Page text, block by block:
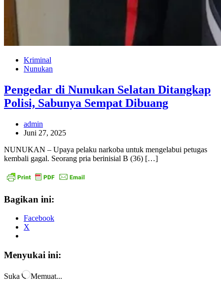
Kriminal
Nunukan
Pengedar di Nunukan Selatan Ditangkap
Polisi, Sabunya Sempat Dibuang
admin
Juni 27, 2025
NUNUKAN – Upaya pelaku narkoba untuk mengelabui petugas
kembali gagal. Seorang pria berinisial B (36) […]
Bagikan ini:
Facebook
X
Menyukai ini:
Suka Memuat...